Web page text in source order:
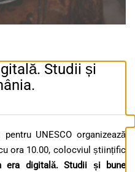
Studii și
UNESCO organizează
ora 10.00, colocviul științific
era digitală. Studii și bune